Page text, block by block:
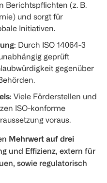
Berichtspflichten (z. B.
und sorgt für
Initiativen.
: Durch ISO 14064-3
geprüft
gegenüber
: Viele Förderstellen und
ISO-konforme
voraus.
Mehrwert auf drei
und Effizienz, extern für
sowie regulatorisch